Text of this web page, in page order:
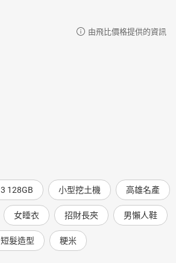
由飛比價格提供的資訊
128GB 小型挖土機 高雄名產
女睡衣 招財長夾 男懶人鞋
短髮造型 粳米